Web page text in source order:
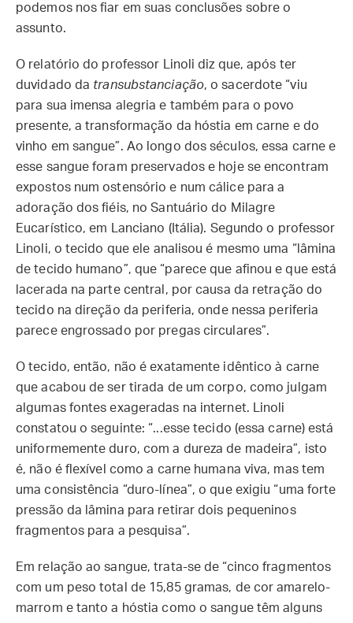
podemos nos fiar em suas conclusões sobre o
assunto.
O relatório do professor Linoli diz que, após ter
duvidado da transubstanciação, o sacerdote “viu
para sua imensa alegria e também para o povo
presente, a transformação da hóstia em carne e do
vinho em sangue”. Ao longo dos séculos, essa carne e
esse sangue foram preservados e hoje se encontram
expostos num ostensório e num cálice para a
adoração dos fiéis, no Santuário do Milagre
Eucarístico, em Lanciano (Itália). Segundo o professor
Linoli, o tecido que ele analisou é mesmo uma “lâmina
de tecido humano”, que “parece que afinou e que está
lacerada na parte central, por causa da retração do
tecido na direção da periferia, onde nessa periferia
parece engrossado por pregas circulares”.
O tecido, então, não é exatamente idêntico à carne
que acabou de ser tirada de um corpo, como julgam
algumas fontes exageradas na internet. Linoli
constatou o seguinte: “...esse tecido (essa carne) está
uniformemente duro, com a dureza de madeira”, isto
é, não é flexível como a carne humana viva, mas tem
uma consistência “duro-línea”, o que exigiu “uma forte
pressão da lâmina para retirar dois pequeninos
fragmentos para a pesquisa”.
Em relação ao sangue, trata-se de “cinco fragmentos
com um peso total de 15,85 gramas, de cor amarelo-
marrom e tanto a hóstia como o sangue têm alguns